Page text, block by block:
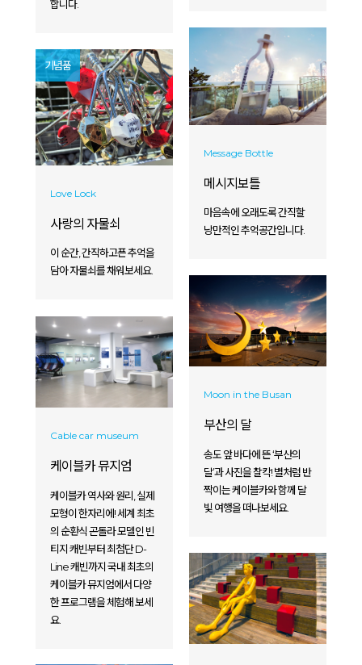
합니다.
Message Bottle
메시지보틀
마음속에 오래도록 간직할
낭만적인 추억공간입니다.
Love Lock
사랑의 자물쇠
이 순간, 간직하고픈 추억을
담아 자물쇠를 채워보세요.
기념품
Moon in the Busan
부산의 달
송도 앞 바다에 뜬 ‘부산의
달’과 사진을 찰칵! 별처럼 반
짝이는 케이블카와 함께 달
빛 여행을 떠나보세요.
Cable car museum
케이블카 뮤지엄
케이블카 역사와 원리, 실제
모형이 한자리에! 세계 최초
의 순환식 곤돌라 모델인 빈
티지 캐빈부터 최첨단 D-
Line 캐빈까지 국내 최초의
케이블카 뮤지엄에서 다양
한 프로그램을 체험해 보세
요.